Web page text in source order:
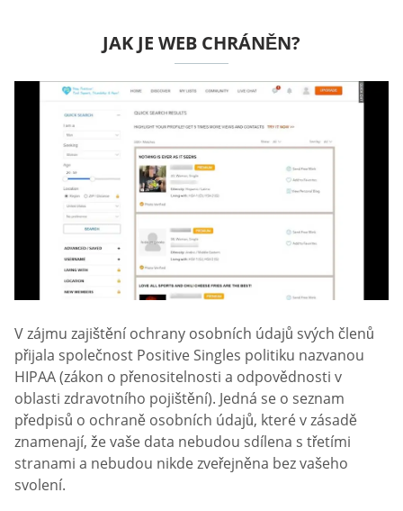
JAK JE WEB CHRÁNĚN?
V zájmu zajištění ochrany osobních údajů svých členů
přijala společnost Positive Singles politiku nazvanou
HIPAA (zákon o přenositelnosti a odpovědnosti v
oblasti zdravotního pojištění). Jedná se o seznam
předpisů o ochraně osobních údajů, které v zásadě
znamenají, že vaše data nebudou sdílena s třetími
stranami a nebudou nikde zveřejněna bez vašeho
svolení.